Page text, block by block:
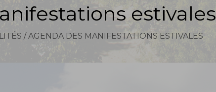
estivales
/ AGENDA DES MANIFESTATIONS ESTIVALES